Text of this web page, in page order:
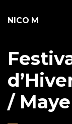
NICO M
/